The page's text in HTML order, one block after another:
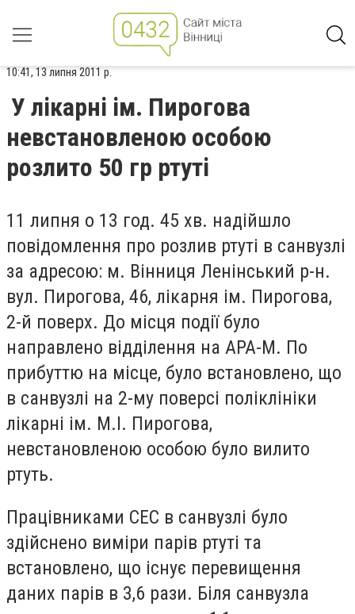
10:41, 13 липня 2011 р.
У лікарні ім. Пирогова
невстановленою особою
розлито 50 гр ртуті
11 липня о 13 год. 45 хв. надійшло
повідомлення про розлив ртуті в санвузлі
за адресою: м. Вінниця Ленінський р-н.
вул. Пирогова, 46, лікарня ім. Пирогова,
2-й поверх. До місця події було
направлено відділення на АРА-М. По
прибуттю на місце, було встановлено, що
в санвузлі на 2-му поверсі поліклініки
лікарні ім. М.І. Пирогова,
невстановленою особою було вилито
ртуть.
Працівниками СЕС в санвузлі було
здійснено виміри парів ртуті та
встановлено, що існує перевищення
даних парів в 3,6 рази. Біля санвузла